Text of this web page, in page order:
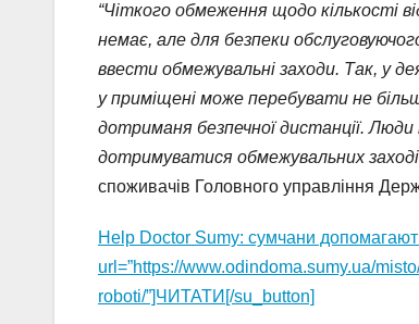
“Чіткого обмеження щодо кількості
немає, але для безпеки
ввести обмежувальні заходи. Так, у
у приміщені може перебувати не
дотриманя безпечної дистанції.
дотримуватися обмежувальних
споживачів Головного управління
Help Doctor Sumy: сумчани
url=”https://www.odindoma.sumy.ua/
roboti/”]ЧИТАТИ[/su_button]